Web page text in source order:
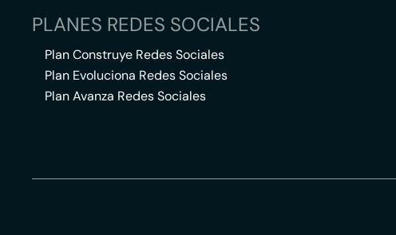
PLANES REDES SOCIALES
Plan Construye Redes Sociales
Plan Evoluciona Redes Sociales
Plan Avanza Redes Sociales